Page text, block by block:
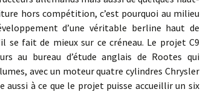
hors compétition, c’est pourquoi au milieu
d’une véritable berline haut de
se fait de mieux sur ce créneau. Le projet C9
au bureau d’étude anglais de Rootes qui
avec un moteur quatre cylindres Chrysler
à ce que le projet puisse accueillir un six